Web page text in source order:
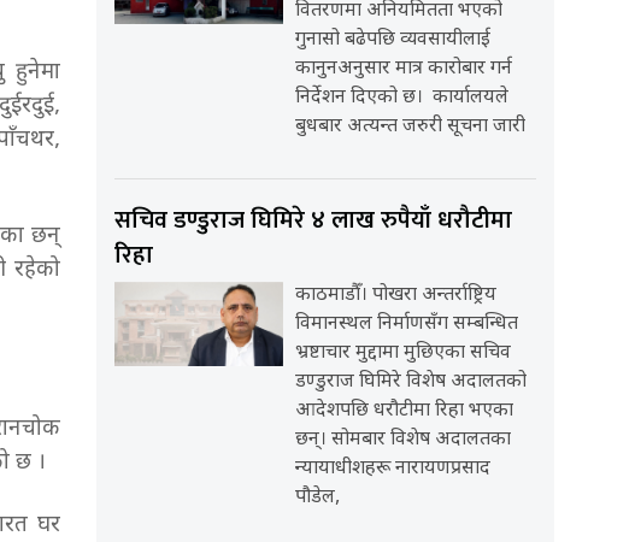
हुनेमा
छन्
रहेको
छ ।
घर
वितरणमा अनियमितता भएको
गुनासो बढेपछि व्यवसायीलाई
कानुनअनुसार मात्र कारोबार गर्न
निर्देशन दिएको छ। कार्यालयले
बुधबार अत्यन्त जरुरी सूचना जारी
सचिव डण्डुराज घिमिरे ४ लाख रुपैयाँ धरौटीमा
रिहा
काठमाडौँ। पोखरा अन्तर्राष्ट्रिय
विमानस्थल निर्माणसँग सम्बन्धित
भ्रष्टाचार मुद्दामा मुछिएका सचिव
डण्डुराज घिमिरे विशेष अदालतको
आदेशपछि धरौटीमा रिहा भएका
छन्। सोमबार विशेष अदालतका
न्यायाधीशहरू नारायणप्रसाद
पौडेल,